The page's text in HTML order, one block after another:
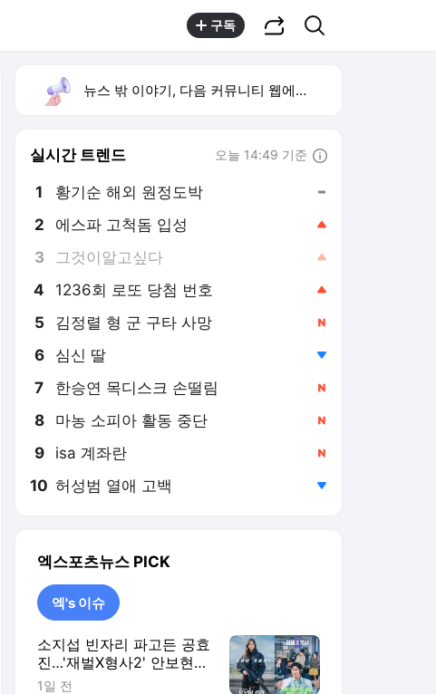
구독
뉴스 밖 이야기, 다음 커뮤니티 웹에서 보기
실시간 트렌드 오늘 14:49 기준
1 황기순 해외 원정도박
2 에스파 고척돔 입성
3 그것이알고싶다
4 1236회 로또 당첨 번호
5 김정렬 형 군 구타 사망
6 심신 딸
7 한승연 목디스크 손떨림
8 마농 소피아 활동 중단
9 isa 계좌란
10 허성범 열애 고백
엑스포츠뉴스 PICK
엑's 이슈
소지섭 빈자리 파고든 공효
진…'재벌X형사2' 안보현이
막을까 [엑's 이슈]
1일 전